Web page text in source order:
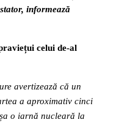
informează
celui de-al
avertizează că un
a aproximativ cinci
o iarnă nucleară la